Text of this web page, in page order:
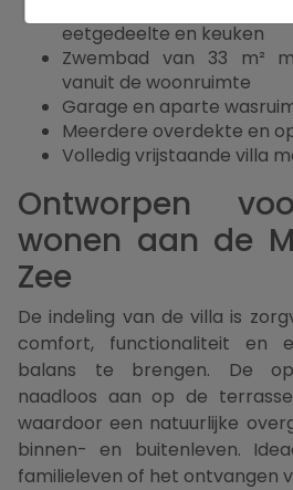
Ruime open
eetgedeelte en keuken
Zwembad van 33 m²
vanuit de woonruimte
Garage en aparte
Meerdere overdekte en
Volledig vrijstaande villa
Ontworpen
wonen aan de
Zee
De indeling van de villa is
comfort, functionaliteit en
balans te brengen. De
naadloos aan op de
waardoor een natuurlijke
binnen- en buitenleven.
familieleven of het ontvangen